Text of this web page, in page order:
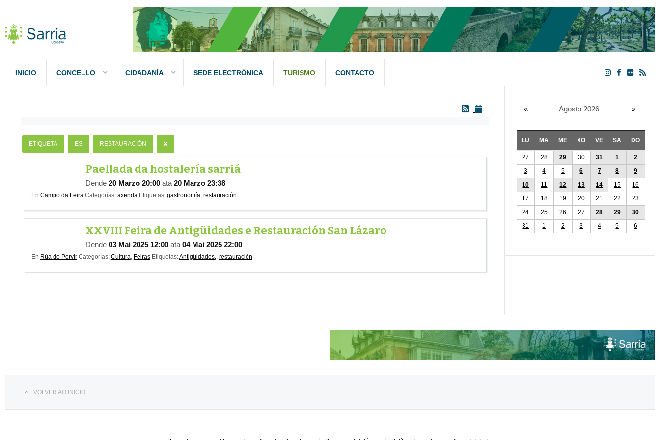
INICIO CONCELLO CIDADANÍA SEDE ELECTRÓNICA TURISMO CONTACTO
ETIQUETA ES RESTAURACIÓN
Paellada da hostalería sarriá
Dende 20 Marzo 20:00 ata 20 Marzo 23:38
En Campo da Feira Categorías: axenda Etiquetas: gastronomía, restauración
XXVIII Feira de Antigüidades e Restauración San Lázaro
Dende 03 Mai 2025 12:00 ata 04 Mai 2025 22:00
En Rúa do Porvir Categorías: Cultura, Feiras Etiquetas:Antigüidades,, restauración
« Agosto 2026 »
LU MA ME XO VE SA DO
27 28 29 30 31 1
2
3
4 5 6 7 8
9
10
11 12 13 14 15
16
17
18 19 20 21 22
23
24
25 26 27 28 29
30
31
1 2 3 4 5 6
VOLVER AO INICIO